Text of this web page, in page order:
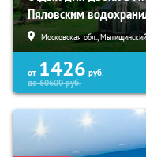
Пяловским
Московская обл.,
от 1426 руб.
до60600руб.